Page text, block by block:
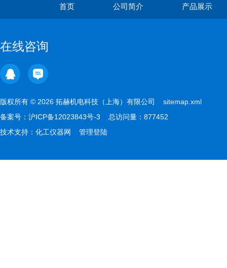
首页 公司简介 产品展示
在线咨询
版权所有 © 2026 拓赫机电科技（上海）有限公司 sitemap.xml
备案号： 沪ICP备12023843号-3 总访问量：877452
技术支持： 化工仪器网 管理登陆